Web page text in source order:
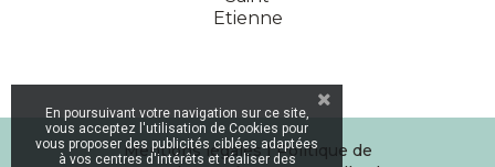
Mentions légales|Politique de
En poursuivant votre navigation sur ce site,
vous acceptez l'utilisation de Cookies pour
vous proposer des publicités ciblées adaptées
à vos centres d'intérêts et réaliser des